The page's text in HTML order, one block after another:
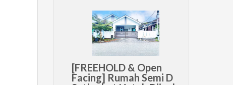
[FREEHOLD & Open
Facing] Rumah Semi D